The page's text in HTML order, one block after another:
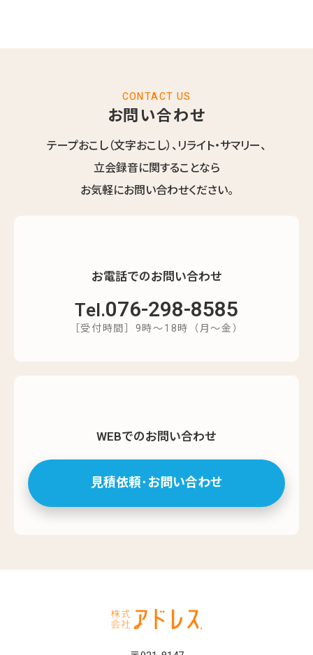
CONTACT US
お問い合わせ
テープおこし（文字おこし）、リライト・サマリー、
立会録音に関することなら
お気軽にお問い合わせください。
お電話でのお問い合わせ
Tel.076-298-8585
［受付時間］9時～18時（月～金）
WEBでのお問い合わせ
見積依頼･お問い合わせ